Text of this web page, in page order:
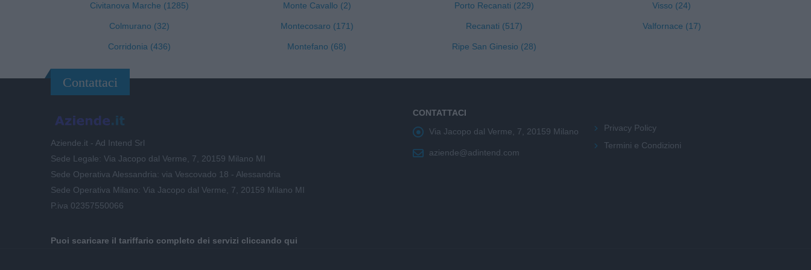
Civitanova Marche (1285)
Colmurano (32)
Corridonia (436)
Monte Cavallo (2)
Montecosaro (171)
Montefano (68)
Porto Recanati (229)
Recanati (517)
Ripe San Ginesio (28)
Visso (24)
Valfornace (17)
Contattaci
Aziende.it - Ad Intend Srl
Sede Legale: Via Jacopo dal Verme, 7, 20159 Milano MI
Sede Operativa Alessandria: via Vescovado 18 - Alessandria
Sede Operativa Milano: Via Jacopo dal Verme, 7, 20159 Milano MI
P.iva 02357550066
CONTATTACI
Via Jacopo dal Verme, 7, 20159 Milano
aziende@adintend.com
Privacy Policy
Termini e Condizioni
Puoi scaricare il tariffario completo dei servizi cliccando qui